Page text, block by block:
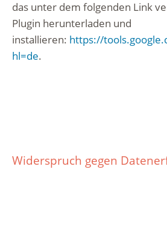
das unter dem folgenden Link
Plugin herunterladen und
installieren: https://
hl=de.
Widerspruch gegen